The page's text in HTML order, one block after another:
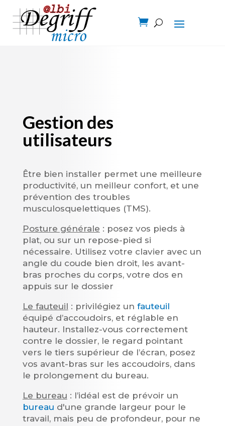

Gestion des
utilisateurs
Être bien installer permet une meilleure
productivité, un meilleur confort, et une
prévention des troubles
musculosquelettiques (TMS).
Posture générale : posez vos pieds à
plat, ou sur un repose-pied si
nécessaire. Utilisez votre clavier avec un
angle du coude bien droit, les avant-
bras proches du corps, votre dos en
appuis sur le dossier
Le fauteuil : privilégiez un fauteuil
équipé d’accoudoirs, et réglable en
hauteur. Installez-vous correctement
contre le dossier, le regard pointant
vers le tiers supérieur de l’écran, posez
vos avant-bras sur les accoudoirs, dans
le prolongement du bureau.
Le bureau : l’idéal est de prévoir un
bureau d'une grande largeur pour le
travail, mais peu de profondeur, pour ne